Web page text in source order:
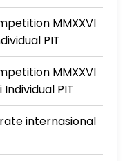
MMXXVI
PIT
MMXXVI
Individual PIT
internasional